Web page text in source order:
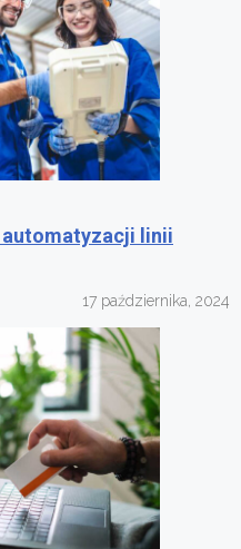
automatyzacji linii
17 października, 2024